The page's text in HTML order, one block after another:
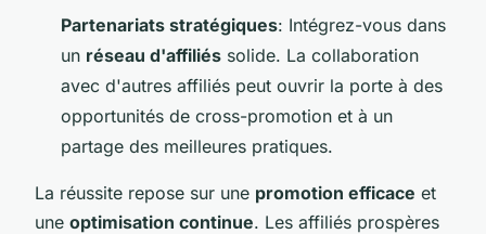
Partenariats stratégiques: Intégrez-vous dans
un réseau d'affiliés solide. La collaboration
avec d'autres affiliés peut ouvrir la porte à des
opportunités de cross-promotion et à un
partage des meilleures pratiques.
La réussite repose sur une promotion efficace et
une optimisation continue. Les affiliés prospères